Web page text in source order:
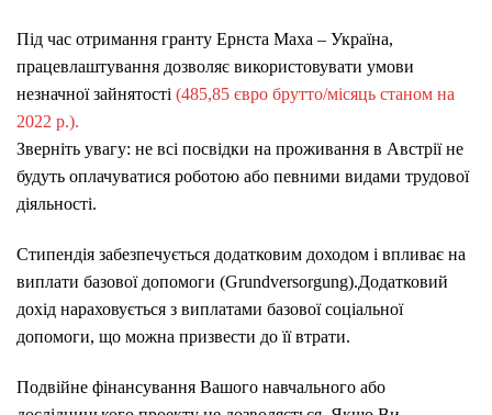
Під час отримання гранту Ернста Маха – Україна,
працевлаштування дозволяє використовувати умови
незначної зайнятості (485,85 євро брутто/місяць станом на
2022 р.).
Зверніть увагу: не всі посвідки на проживання в Австрії не
будуть оплачуватися роботою або певними видами трудової
діяльності.
Стипендія забезпечується додатковим доходом і впливає на
виплати базової допомоги (Grundversorgung).Додатковий
дохід нараховується з виплатами базової соціальної
допомоги, що можна призвести до її втрати.
Подвійне фінансування Вашого навчального або